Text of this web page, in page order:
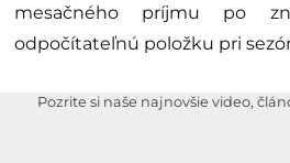
mesačného príjmu po
odpočítateľnú položku pri
Pozrite si naše najnovšie video,